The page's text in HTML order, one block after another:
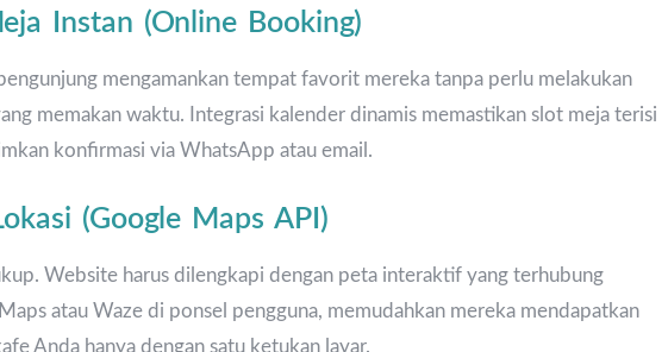
Instan (Online Booking)
mengamankan tempat favorit mereka tanpa perlu melakukan
memakan waktu. Integrasi kalender dinamis memastikan slot meja terisi
konfirmasi via WhatsApp atau email.
(Google Maps API)
Website harus dilengkapi dengan peta interaktif yang terhubung
atau Waze di ponsel pengguna, memudahkan mereka mendapatkan
Anda hanya dengan satu ketukan layar.